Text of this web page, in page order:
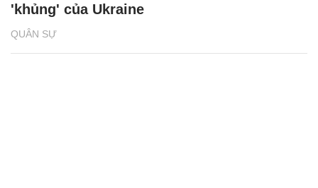
QUÂN SỰ
'khủng' của Ukraine